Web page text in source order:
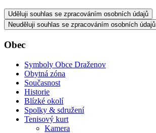
Uděluji souhlas se zpracováním osobních údajů
Neuděluji souhlas se zpracováním osobních údajů
Obec
Symboly Obce Draženov
Obytná zóna
Současnost
Historie
Blízké okolí
Spolky & sdružení
Tenisový kurt
Kamera